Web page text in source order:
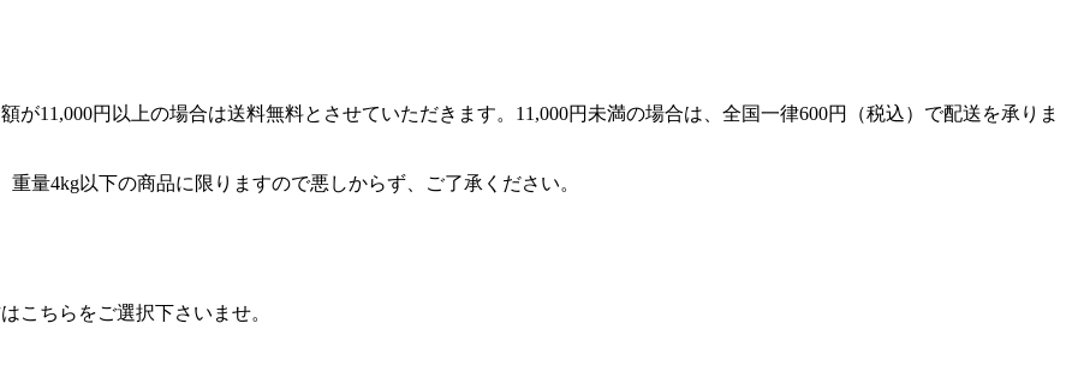
11,000円以上の場合は送料無料とさせていただきます。11,000円未満の場合は、全国一律600円（税込）で配送を承りま
量4kg以下の商品に限りますので悪しからず、ご了承ください。
こちらをご選択下さいませ。